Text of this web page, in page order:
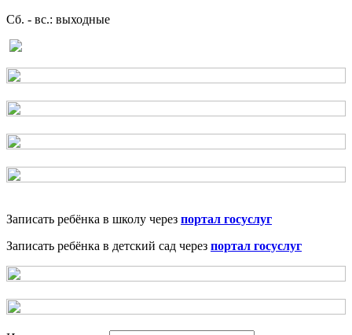
Сб. - вс.: выходные
Записать ребёнка в школу через портал госуслуг
Записать ребёнка в детский сад через портал госуслуг